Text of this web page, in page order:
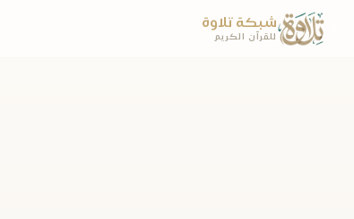
شبكة تلاوة
للقرآن الكريم